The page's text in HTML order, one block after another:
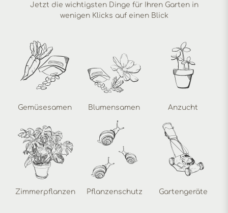
Jetzt die wichtigsten Dinge für Ihren Garten in
wenigen Klicks auf einen Blick
Gemüsesamen Blumensamen Anzucht
Zimmerpflanzen Pflanzenschutz Gartengeräte